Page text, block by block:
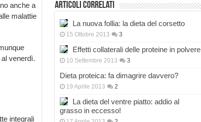
anche a
malattie
venerdì.
integrali
Articoli correlati
La nuova follia: la dieta del corsetto
15 Ottobre 2013 3
Effetti collaterali delle proteine in polvere
10 Settembre 2013 3
Dieta proteica: fa dimagrire davvero?
19 Aprile 2013 2
La dieta del ventre piatto: addio al
grasso in eccesso!